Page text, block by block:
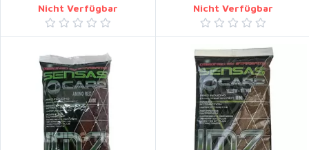
Nicht Verfügbar Nicht Verfügbar